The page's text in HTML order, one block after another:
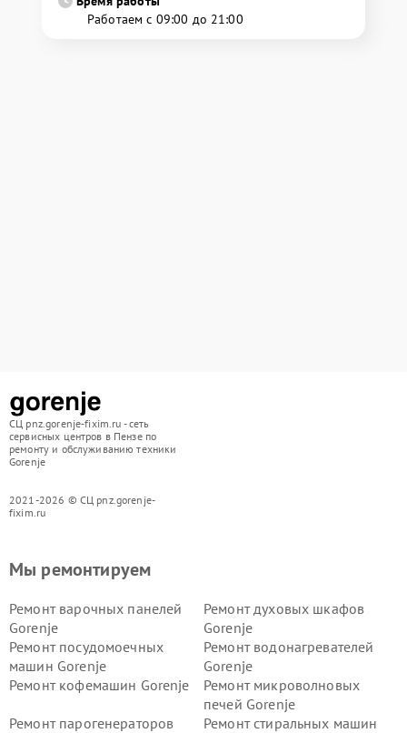
Работаем с 09:00 до 21:00
СЦ pnz.gorenje-fixim.ru - сеть
сервисных центров в Пензе по
ремонту и обслуживанию техники
Gorenje
2021-2026 © СЦ pnz.gorenje-
fixim.ru
Мы ремонтируем
Ремонт варочных панелей
Gorenje
Ремонт духовых шкафов
Gorenje
Ремонт посудомоечных
машин Gorenje
Ремонт водонагревателей
Gorenje
Ремонт кофемашин Gorenje
Ремонт микроволновых
печей Gorenje
Ремонт парогенераторов
Ремонт стиральных машин